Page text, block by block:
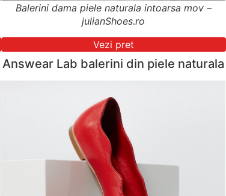
Balerini dama piele naturala intoarsa mov –
julianShoes.ro
Vezi pret
Answear Lab balerini din piele naturala